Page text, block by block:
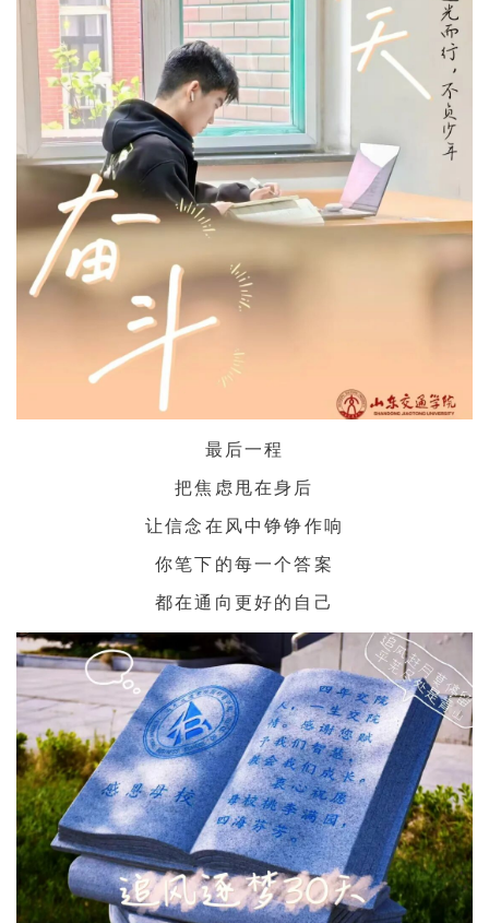
最后一程
把焦虑甩在身后
让信念在风中铮铮作响
你笔下的每一个答案
都在通向更好的自己